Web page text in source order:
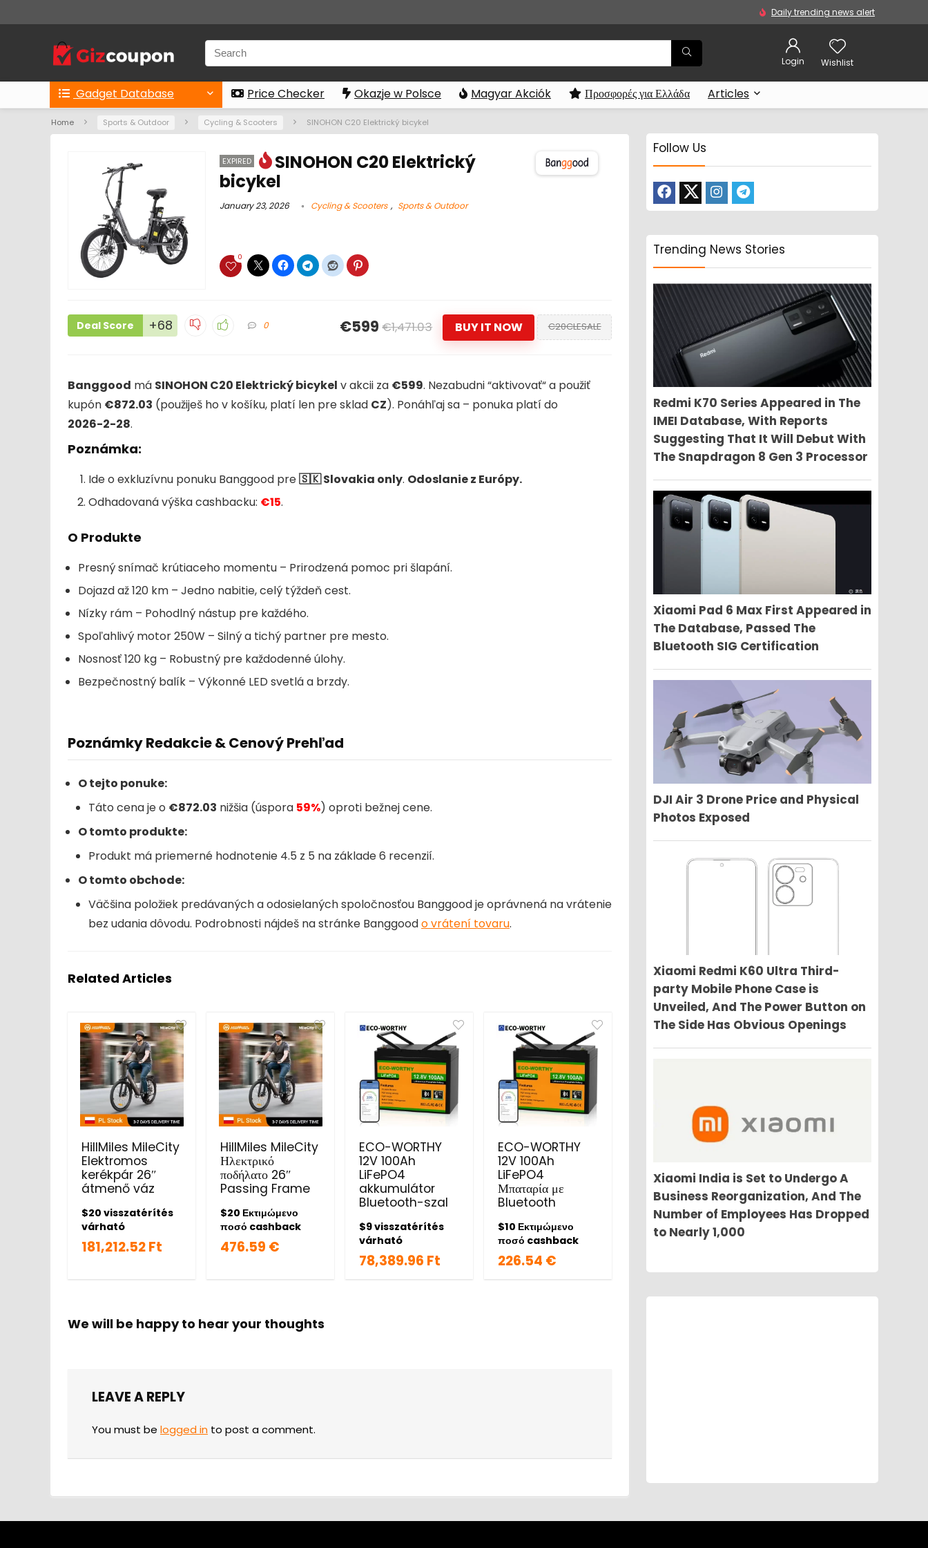
Daily trending news alert
Login Wishlist
Gadget Database Price Checker Okazje w Polsce Magyar Akciók Προσφορές για Ελλάδα Articles
Home Sports & Outdoor Cycling & Scooters SINOHON C20 Elektrický bicykel
EXPIRED
SINOHON C20 Elektrický
bicykel
January 23, 2026 Cycling & Scooters , Sports & Outdoor
0
Deal Score +68 0 €599 €1,471.03 BUY IT NOW C20CLESALE
Banggood má SINOHON C20 Elektrický bicykel v akcii za €599. Nezabudni “aktivovať“ a použiť
kupón €872.03 (použiješ ho v košíku, platí len pre sklad CZ). Ponáhľaj sa – ponuka platí do
2026-2-28.
Poznámka:
Ide o exkluzívnu ponuku Banggood pre🇸🇰 Slovakia only. Odoslanie z Európy.
Odhadovaná výška cashbacku: €15.
O Produkte
Presný snímač krútiaceho momentu – Prirodzená pomoc pri šlapání.
Dojazd až 120 km – Jedno nabitie, celý týždeň cest.
Nízky rám – Pohodlný nástup pre každého.
Spoľahlivý motor 250W – Silný a tichý partner pre mesto.
Nosnosť 120 kg – Robustný pre každodenné úlohy.
Bezpečnostný balík – Výkonné LED svetlá a brzdy.
Poznámky Redakcie & Cenový Prehľad
O tejto ponuke:
Táto cena je o €872.03 nižšia (úspora 59%) oproti bežnej cene.
O tomto produkte:
Produkt má priemerné hodnotenie 4.5 z 5 na základe 6 recenzií.
O tomto obchode:
Väčšina položiek predávaných a odosielaných spoločnosťou Banggoodje oprávnená na vrátenie
bez udania dôvodu. Podrobnosti nájdeš na stránke Banggoodo vrátení tovaru.
Related Articles
HillMiles MileCity
Elektromos
kerékpár 26″
átmenő váz
$20 visszatérítés
várható
181,212.52 Ft
HillMiles MileCity
Ηλεκτρικό
ποδήλατο 26″
Passing Frame
$20 Εκτιμώμενο
ποσό cashback
476.59 €
ECO-WORTHY
12V 100Ah
LiFePO4
akkumulátor
Bluetooth-szal
$9 visszatérítés
várható
78,389.96 Ft
ECO-WORTHY
12V 100Ah
LiFePO4
Μπαταρία με
Bluetooth
$10 Εκτιμώμενο
ποσό cashback
226.54 €
We will be happy to hear your thoughts
LEAVE A REPLY
You must be logged in to post a comment.
Follow Us
Trending News Stories
Redmi K70 Series Appeared in The
IMEI Database, With Reports
Suggesting That It Will Debut With
The Snapdragon 8 Gen 3 Processor
Xiaomi Pad 6 Max First Appeared in
The Database, Passed The
Bluetooth SIG Certification
DJI Air 3 Drone Price and Physical
Photos Exposed
Xiaomi Redmi K60 Ultra Third-
party Mobile Phone Case is
Unveiled, And The Power Button on
The Side Has Obvious Openings
Xiaomi India is Set to Undergo A
Business Reorganization, And The
Number of Employees Has Dropped
to Nearly 1,000